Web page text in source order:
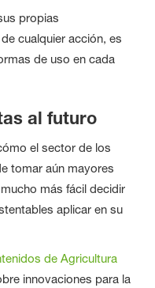
propias
cualquier acción, es
de uso en cada
al futuro
el sector de los
tomar aún mayores
más fácil decidir
aplicar en su
de Agricultura
innovaciones para la